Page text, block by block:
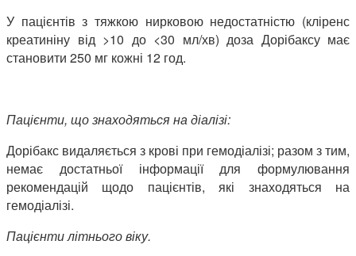
У пацієнтів з тяжкою нирковою недостатністю (кліренс
креатиніну від >10 до <30 мл/хв) доза Дорібаксу має
становити 250 мг кожні 12 год.
Пацієнти, що знаходяться на діалізі:
Дорібакс видаляється з крові при гемодіалізі; разом з тим,
немає достатньої інформації для формулювання
рекомендацій щодо пацієнтів, які знаходяться на
гемодіалізі.
Пацієнти літнього віку.